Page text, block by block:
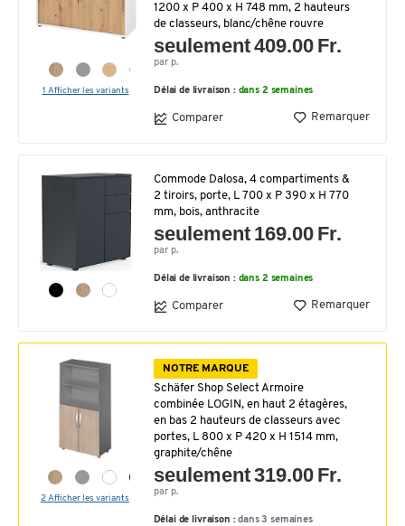
1 Afficher les variants
1200 x P 400 x H 748 mm, 2 hauteurs
de classeurs, blanc/chêne rouvre
seulement 409.00 Fr.
par p.
Délai de livraison : dans 2 semaines
Comparer Remarquer
Commode Dalosa, 4 compartiments &
2 tiroirs, porte, L 700 x P 390 x H 770
mm, bois, anthracite
seulement 169.00 Fr.
par p.
Délai de livraison : dans 2 semaines
Comparer Remarquer
2 Afficher les variants
NOTRE MARQUE
Schäfer Shop Select Armoire
combinée LOGIN, en haut 2 étagères,
en bas 2 hauteurs de classeurs avec
portes, L 800 x P 420 x H 1514 mm,
graphite/chêne
seulement 319.00 Fr.
par p.
Délai de livraison :dans 3 semaines